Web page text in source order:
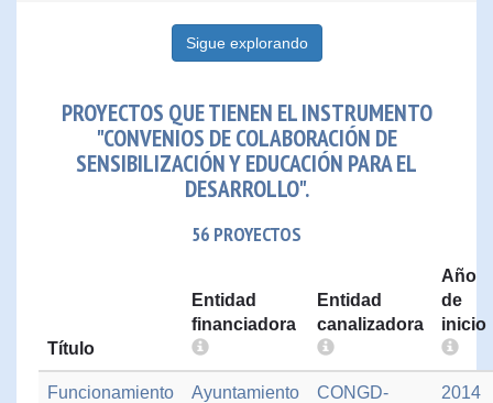
Sigue explorando
PROYECTOS QUE TIENEN EL INSTRUMENTO
"CONVENIOS DE COLABORACIÓN DE
SENSIBILIZACIÓN Y EDUCACIÓN PARA EL
DESARROLLO".
56 PROYECTOS
Título
Entidad
financiadora
Entidad
canalizadora
Año
de
inicio
Funcionamiento
Ayuntamiento
CONGD-
2014